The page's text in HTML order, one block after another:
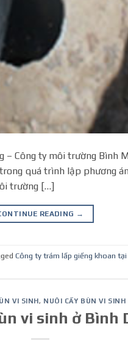
– Công ty môi trường Bình
quá trình lập phương
trường […]
READING →
Công ty trám lấp giếng khoan tại
VI SINH , NUÔI CẤY BÙN VI SINH
vi sinh ở Bình